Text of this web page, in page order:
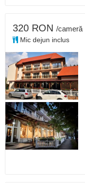
320 RON /cameră
Mic dejun inclus